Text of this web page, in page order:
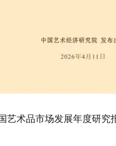
国艺术品市场发展年度研